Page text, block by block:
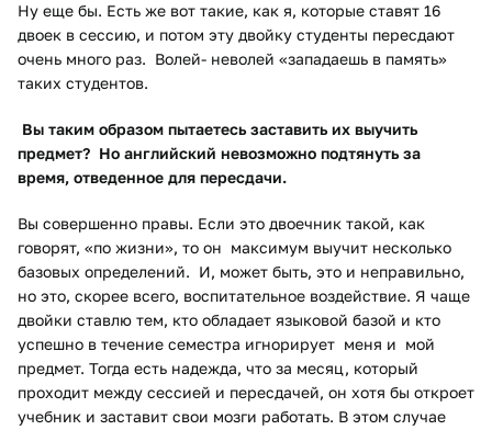
Ну еще бы. Есть же вот такие, как я, которые ставят 16
двоек в сессию, и потом эту двойку студенты пересдают
очень много раз. Волей- неволей «западаешь в память»
таких студентов.
Вы таким образом пытаетесь заставить их выучить
предмет? Но английский невозможно подтянуть за
время, отведенное для пересдачи.
Вы совершенно правы. Если это двоечник такой, как
говорят, «по жизни», то он максимум выучит несколько
базовых определений. И, может быть, это и неправильно,
но это, скорее всего, воспитательное воздействие. Я чаще
двойки ставлю тем, кто обладает языковой базой и кто
успешно в течение семестра игнорирует меня и мой
предмет. Тогда есть надежда, что за месяц, который
проходит между сессией и пересдачей, он хотя бы откроет
учебник и заставит свои мозги работать. В этом случае